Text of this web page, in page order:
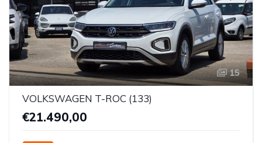
15
VOLKSWAGEN T-ROC (133)
€21.490,00